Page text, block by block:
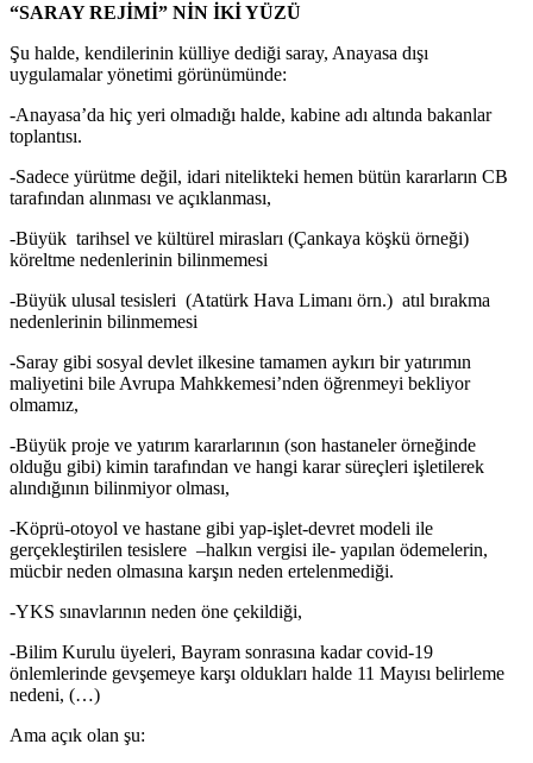
“SARAY REJİMİ” NİN İKİ YÜZÜ
Şu halde, kendilerinin külliye dediği saray, Anayasa dışı
uygulamalar yönetimi görünümünde:
-Anayasa’da hiç yeri olmadığı halde, kabine adı altında bakanlar
toplantısı.
-Sadece yürütme değil, idari nitelikteki hemen bütün kararların CB
tarafından alınması ve açıklanması,
-Büyük tarihsel ve kültürel mirasları (Çankaya köşkü örneği)
köreltme nedenlerinin bilinmemesi
-Büyük ulusal tesisleri (Atatürk Hava Limanı örn.) atıl bırakma
nedenlerinin bilinmemesi
-Saray gibi sosyal devlet ilkesine tamamen aykırı bir yatırımın
maliyetini bile Avrupa Mahkkemesi’nden öğrenmeyi bekliyor
olmamız,
-Büyük proje ve yatırım kararlarının (son hastaneler örneğinde
olduğu gibi) kimin tarafından ve hangi karar süreçleri işletilerek
alındığının bilinmiyor olması,
-Köprü-otoyol ve hastane gibi yap-işlet-devret modeli ile
gerçekleştirilen tesislere –halkın vergisi ile- yapılan ödemelerin,
mücbir neden olmasına karşın neden ertelenmediği.
-YKS sınavlarının neden öne çekildiği,
-Bilim Kurulu üyeleri, Bayram sonrasına kadar covid-19
önlemlerinde gevşemeye karşı oldukları halde 11 Mayısı belirleme
nedeni, (…)
Ama açık olan şu: